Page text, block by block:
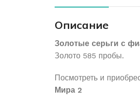
Описание
Золотые серьги с
Золото 585 пробы.
Посмотреть и
Мира 2